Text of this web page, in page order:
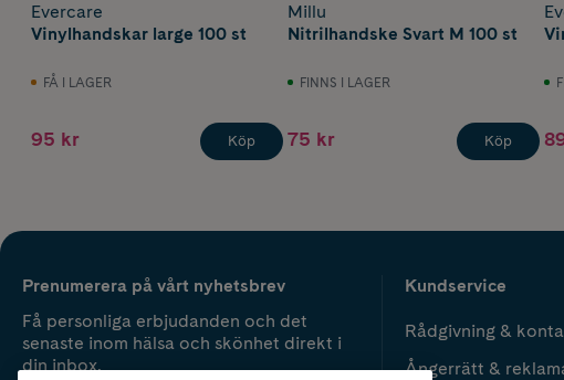
Evercare
Vinylhandskar large 100 st
FÅ I LAGER
95 kr Köp
Millu
Nitrilhandske Svart M 100 st
FINNS I LAGER
75 kr Köp
Prenumerera på vårt nyhetsbrev
Få personliga erbjudanden och det
senaste inom hälsa och skönhet direkt i
din inbox.
Kundservice
Rådgivning &
Ångerrätt &